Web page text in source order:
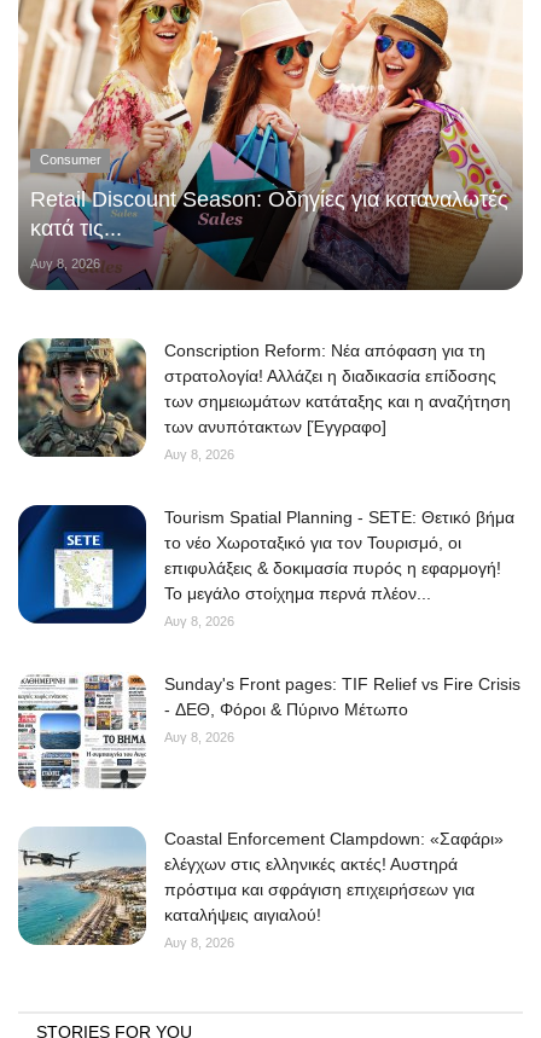
Consumer
Retail Discount Season: Οδηγίες για καταναλωτές
κατά τις...
Αυγ 8, 2026
Conscription Reform: Νέα απόφαση για τη
στρατολογία! Αλλάζει η διαδικασία επίδοσης
των σημειωμάτων κατάταξης και η αναζήτηση
των ανυπότακτων [Έγγραφο]
Αυγ 8, 2026
Tourism Spatial Planning - SETE: Θετικό βήμα
το νέο Χωροταξικό για τον Τουρισμό, οι
επιφυλάξεις & δοκιμασία πυρός η εφαρμογή!
Το μεγάλο στοίχημα περνά πλέον...
Αυγ 8, 2026
Sunday's Front pages: TIF Relief vs Fire Crisis
- ΔΕΘ, Φόροι & Πύρινο Μέτωπο
Αυγ 8, 2026
Coastal Enforcement Clampdown: «Σαφάρι»
ελέγχων στις ελληνικές ακτές! Αυστηρά
πρόστιμα και σφράγιση επιχειρήσεων για
καταλήψεις αιγιαλού!
Αυγ 8, 2026
STORIES FOR YOU